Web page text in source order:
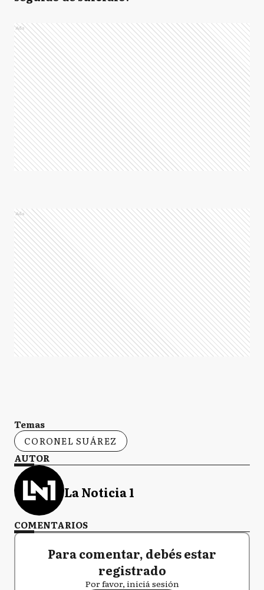
Ads
Ads
Temas
CORONEL SUÁREZ
AUTOR
La Noticia 1
COMENTARIOS
Para comentar, debés estar
registrado
Por favor, iniciá sesión